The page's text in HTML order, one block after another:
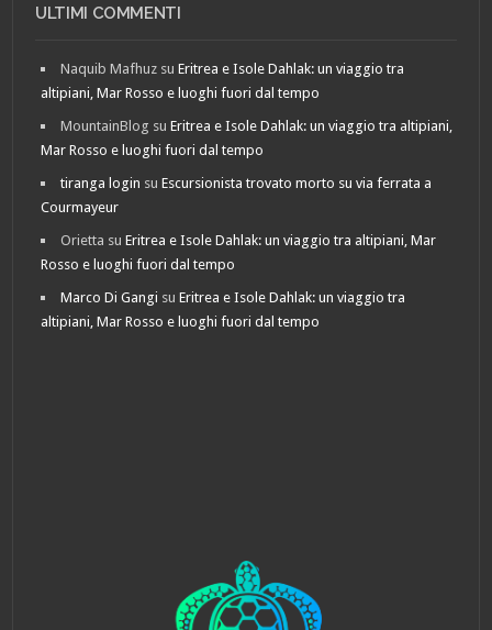
ULTIMI COMMENTI
Naquib Mafhuz suEritrea e Isole Dahlak: un viaggio tra
altipiani, Mar Rosso e luoghi fuori dal tempo
MountainBlog suEritrea e Isole Dahlak: un viaggio tra altipiani,
Mar Rosso e luoghi fuori dal tempo
tiranga login suEscursionista trovato morto su via ferrata a
Courmayeur
Orietta suEritrea e Isole Dahlak: un viaggio tra altipiani, Mar
Rosso e luoghi fuori dal tempo
Marco Di Gangi suEritrea e Isole Dahlak: un viaggio tra
altipiani, Mar Rosso e luoghi fuori dal tempo